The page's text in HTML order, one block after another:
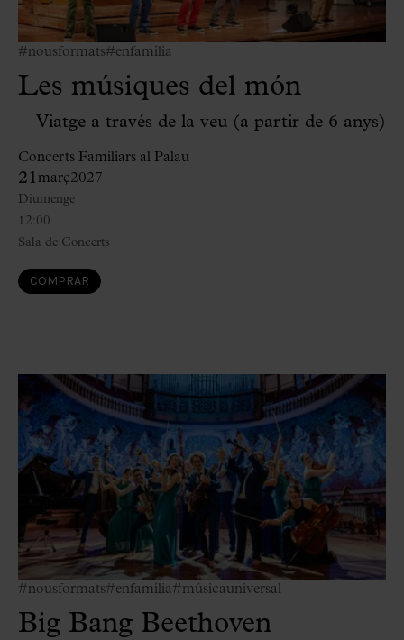
#nousformats#enfamília
Les músiques del món
—Viatge a través de la veu (a partir de 6 anys)
Concerts Familiars al Palau
21març2027
12:00
Diumenge
Sala de Concerts
COMPRAR
#nousformats#enfamília#músicauniversal
Big Bang Beethoven